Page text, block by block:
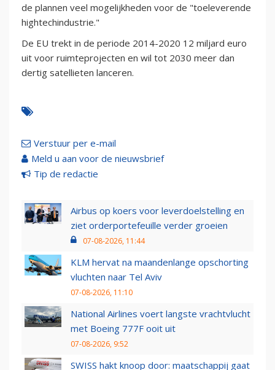
de plannen veel mogelijkheden voor de "toeleverende
hightechindustrie."
De EU trekt in de periode 2014-2020 12 miljard euro
uit voor ruimteprojecten en wil tot 2030 meer dan
dertig satellieten lanceren.
Verstuur per e-mail
Meld u aan voor de nieuwsbrief
Tip de redactie
Airbus op koers voor leverdoelstelling en
ziet orderportefeuille verder groeien
07-08-2026, 11:44
KLM hervat na maandenlange opschorting
vluchten naar Tel Aviv
07-08-2026, 11:10
National Airlines voert langste vrachtvlucht
met Boeing 777F ooit uit
07-08-2026, 9:52
SWISS hakt knoop door: maatschappij gaat